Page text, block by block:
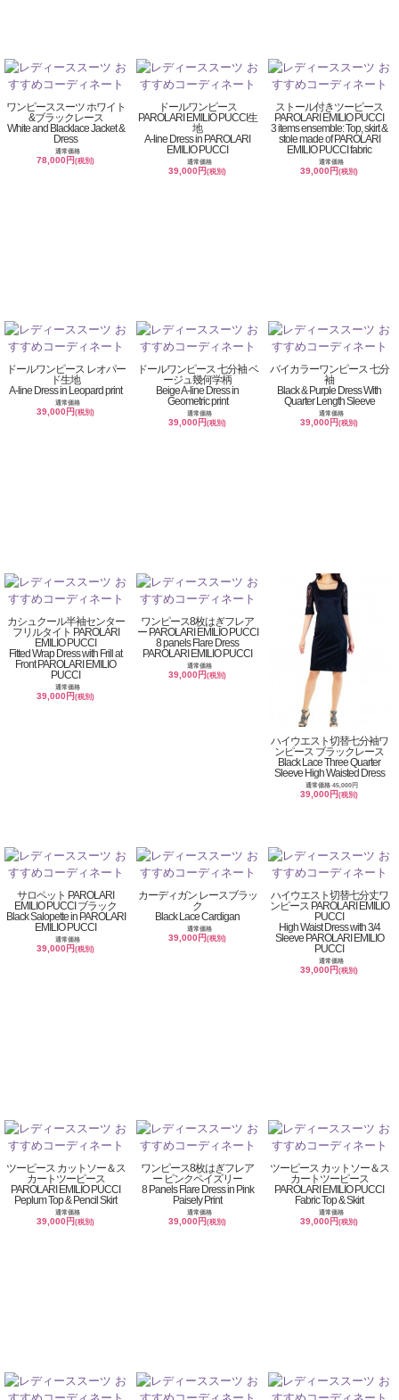
ワンピーススーツ ホワイト
&ブラックレース
White and Blacklace Jacket &
Dress
通常価格
78,000円(税別)
ドールワンピース
PAROLARI EMILIO PUCCI生
地
A-line Dress in PAROLARI
EMILIO PUCCI
通常価格
39,000円(税別)
ストール付きツーピース
PAROLARI EMILIO PUCCI
3 items ensemble: Top, skirt &
stole made of PAROLARI
EMILIO PUCCI fabric
通常価格
39,000円(税別)
ドールワンピース レオパー
ド生地
A-line Dress in Leopard print
通常価格
39,000円(税別)
ドールワンピース 七分袖 ベ
ージュ幾何学柄
Beige A-line Dress in
Geometric print
通常価格
39,000円(税別)
バイカラーワンピース 七分
袖
Black & Purple Dress With
Quarter Length Sleeve
通常価格
39,000円(税別)
カシュクール半袖センター
フリルタイト PAROLARI
EMILIO PUCCI
Fitted Wrap Dress with Frill at
Front PAROLARI EMILIO
PUCCI
通常価格
39,000円(税別)
ワンピース8枚はぎフレア
ー PAROLARI EMILIO PUCCI
8 panels Flare Dress
PAROLARI EMILIO PUCCI
通常価格
39,000円(税別)
ハイウエスト切替七分袖ワ
ンピース ブラックレース
Black Lace Three Quarter
Sleeve High Waisted Dress
通常価格 45,000円
39,000円(税別)
サロペット PAROLARI
EMILIO PUCCI ブラック
Black Salopette in PAROLARI
EMILIO PUCCI
通常価格
39,000円(税別)
カーディガン レースブラッ
ク
Black Lace Cardigan
通常価格
39,000円(税別)
ハイウエスト切替七分丈ワ
ンピース PAROLARI EMILIO
PUCCI
High Waist Dress with 3/4
Sleeve PAROLARI EMILIO
PUCCI
通常価格
39,000円(税別)
ツーピース カットソー＆ス
カートツーピース
PAROLARI EMILIO PUCCI
Peplum Top & Pencil Skirt
通常価格
39,000円(税別)
ワンピース8枚はぎフレア
ー ピンクペイズリー
8 Panels Flare Dress in Pink
Paisely Print
通常価格
39,000円(税別)
ツーピース カットソー＆ス
カートツーピース
PAROLARI EMILIO PUCCI
Fabric Top & Skirt
通常価格
39,000円(税別)